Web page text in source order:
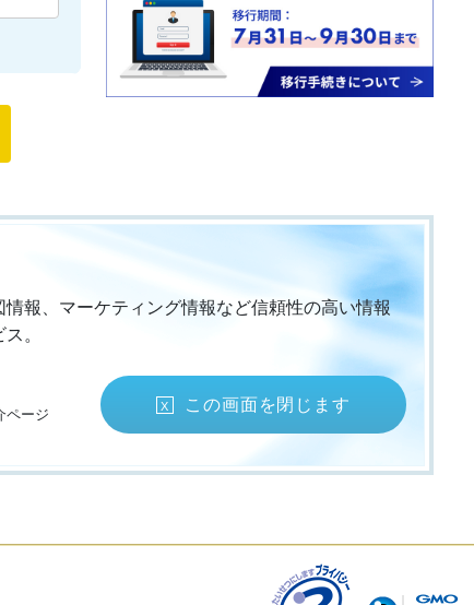
報、マーケティング情報など信頼性の高い情報
。
ページ
この画面を閉じます